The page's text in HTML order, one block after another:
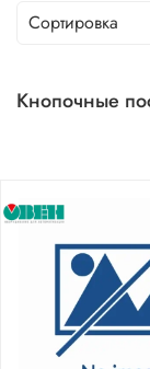
Кнопочные